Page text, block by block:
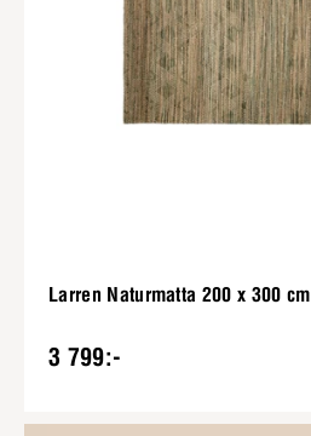
Larren Naturmatta 200 x 300 cm
3 799:-